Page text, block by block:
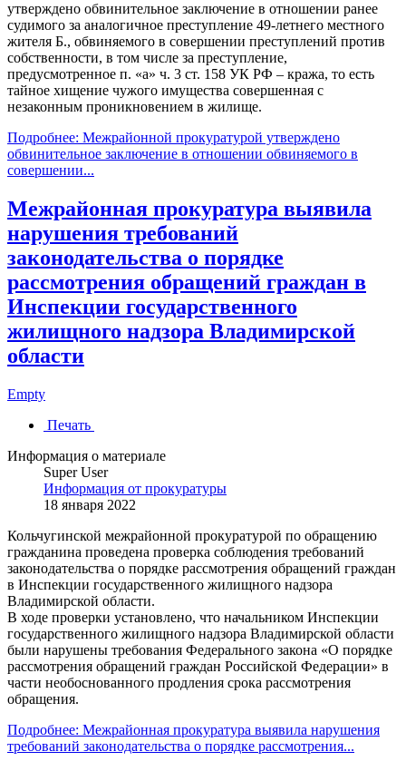
утверждено обвинительное заключение в отношении ранее
судимого за аналогичное преступление 49-летнего местного
жителя Б., обвиняемого в совершении преступлений против
собственности, в том числе за преступление,
предусмотренное п. «а» ч. 3 ст. 158 УК РФ – кража, то есть
тайное хищение чужого имущества совершенная с
незаконным проникновением в жилище.
Подробнее: Межрайонной прокуратурой утверждено
обвинительное заключение в отношении обвиняемого в
совершении...
Межрайонная прокуратура выявила
нарушения требований
законодательства о порядке
рассмотрения обращений граждан в
Инспекции государственного
жилищного надзора Владимирской
области
Empty
Печать
Информация о материале
Super User
Информация от прокуратуры
18 января 2022
Кольчугинской межрайонной прокуратурой по обращению
гражданина проведена проверка соблюдения требований
законодательства о порядке рассмотрения обращений граждан
в Инспекции государственного жилищного надзора
Владимирской области.
В ходе проверки установлено, что начальником Инспекции
государственного жилищного надзора Владимирской области
были нарушены требования Федерального закона «О порядке
рассмотрения обращений граждан Российской Федерации» в
части необоснованного продления срока рассмотрения
обращения.
Подробнее: Межрайонная прокуратура выявила нарушения
требований законодательства о порядке рассмотрения...